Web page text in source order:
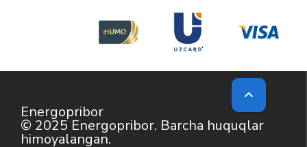
Energopribor
© 2025 Energopribor. Barcha huquqlar
himoyalangan.